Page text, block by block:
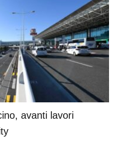
avanti lavori